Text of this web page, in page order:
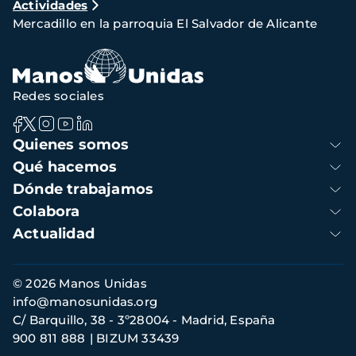
de
navegación
Actividades
Mercadillo en la parroquia El Salvador de Alicante
Navegación
principal
Quienes somos
Qué hacemos
Dónde trabajamos
Colabora
Actualidad
Redes sociales
Información
de
contacto
© 2026 Manos Unidas
C/ Barquillo, 38 - 3º28004 - Madrid, España
900 811 888
BIZUM 33439
info@manosunidas.org